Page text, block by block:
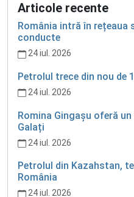
Articole recente
România intră în rețeaua
conducte
24 iul. 2026
Petrolul trece din nou de
24 iul. 2026
Romina Gingașu oferă
Galați
24 iul. 2026
Petrolul din Kazahstan,
România
24 iul. 2026